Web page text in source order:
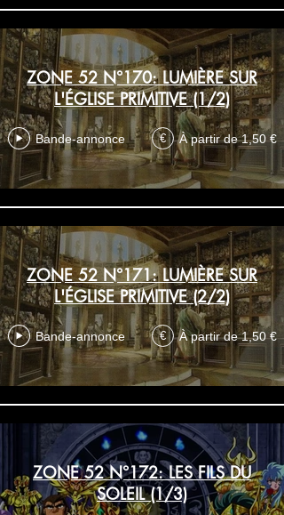
ZONE 52 N°170: LUMIÈRE SUR
L'ÉGLISE PRIMITIVE (1/2)
Bande-annonce € À partir de 1,50 €
ZONE 52 N°171: LUMIÈRE SUR
L'ÉGLISE PRIMITIVE (2/2)
Bande-annonce € À partir de 1,50 €
ZONE 52 N°172: LES FILS DU
SOLEIL (1/3)